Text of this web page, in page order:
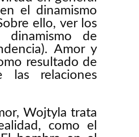
el dinamismo
ello, ver los
dinamismo de
Amor y
resultado de
relaciones
Wojtyla trata
como el